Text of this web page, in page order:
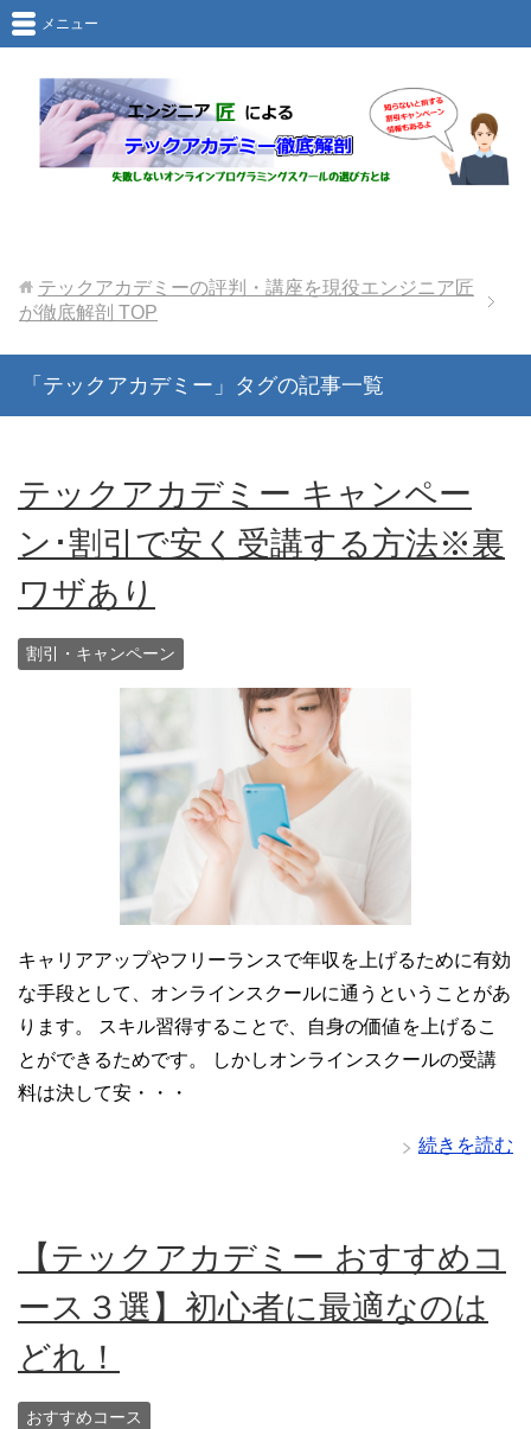
メニュー
テックアカデミーの評判・講座を現役エンジニア匠
が徹底解剖 TOP
「テックアカデミー」タグの記事一覧
テックアカデミー キャンペー
ン･割引で安く受講する方法※裏
ワザあり
割引・キャンペーン
キャリアアップやフリーランスで年収を上げるために有効
な手段として、オンラインスクールに通うということがあ
ります。 スキル習得することで、自身の価値を上げるこ
とができるためです。 しかしオンラインスクールの受講
料は決して安・・・
続きを読む
【テックアカデミー おすすめコ
ース３選】初心者に最適なのは
どれ！
おすすめコース